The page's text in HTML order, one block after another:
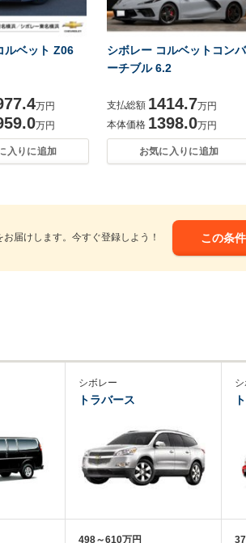
ルベット Z06
万円
万円
入りに追加
シボレー コルベットコンバ
ーチブル 6.2
支払総額 1414.7万円
本体価格 1398.0万円
お気に入りに追加
届けします。今すぐ登録しよう！ この条
シボレー
トラバース
498～610万円